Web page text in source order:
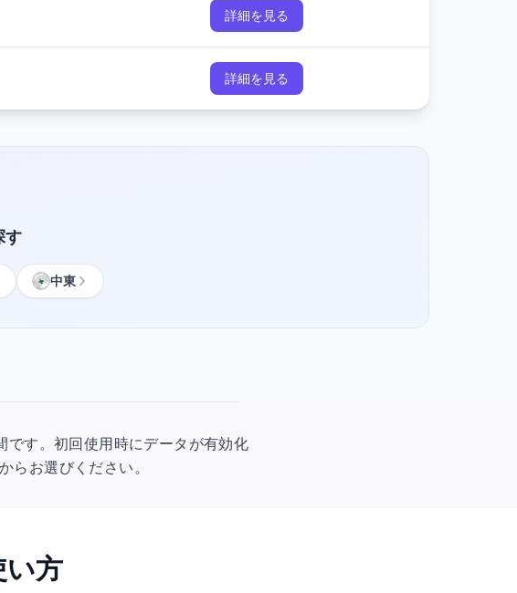
詳細を見る
詳細を見る
す
中東
です。初回使用時にデータが有効化
らお選びください。
方